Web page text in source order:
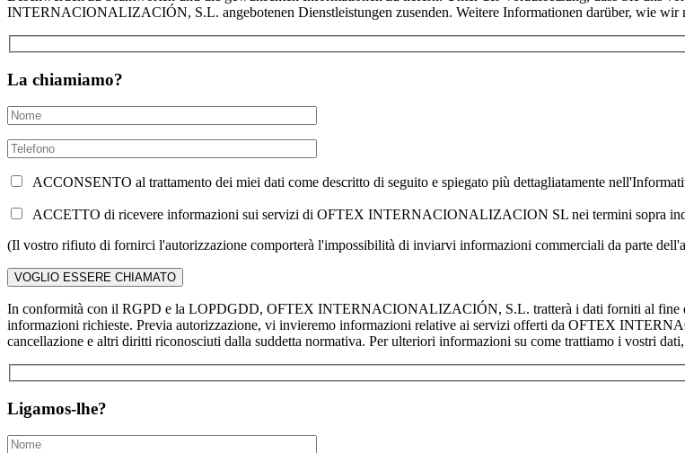
INTERNACIONALIZACIÓN, S.L. angebotenen Dienstleistungen zusenden. Weitere Informationen darüber, wie wir
La chiamiamo?
ACCONSENTO al trattamento dei miei dati come descritto di seguito e spiegato più dettagliatamente
ACCETTO di ricevere informazioni sui servizi di OFTEX INTERNACIONALIZACION SL nei termini sopra
(Il vostro rifiuto di fornirci l'autorizzazione comporterà l'impossibilità di inviarvi informazioni commerciali da parte
In conformità con il RGPD e la LOPDGDD, OFTEX INTERNACIONALIZACIÓN, S.L. tratterà i dati forniti al fine di
informazioni richieste. Previa autorizzazione, vi invieremo informazioni relative ai servizi offerti da OFTEX
cancellazione e altri diritti riconosciuti dalla suddetta normativa. Per ulteriori informazioni su come trattiamo i vostri
Ligamos-lhe?